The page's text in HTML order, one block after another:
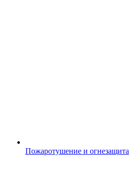
Пожаротушение и огнезащита